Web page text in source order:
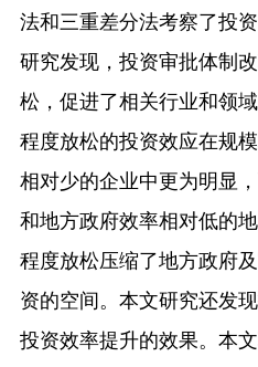
法和三重差分法考察了投
研究发现，投资审批体制
松，促进了相关行业和领
程度放松的投资效应在规
相对少的企业中更为明显
和地方政府效率相对低的
程度放松压缩了地方政府
资的空间。本文研究还发
投资效率提升的效果。本